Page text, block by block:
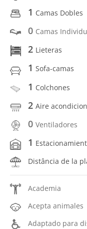
1 Camas Dobles
0 Camas
2 Lieteras
1 Sofa-camas
1 Colchones
2 Aire
0 Ventiladores
1
Distância de la
Academia
Acepta animales
Adaptado para